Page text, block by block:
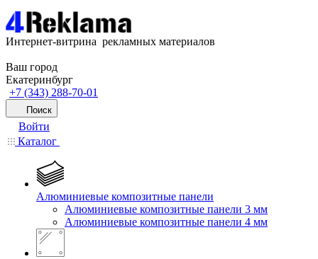
Интернет-витрина рекламных материалов
Ваш город
Екатеринбург
+7 (343) 288-70-01
Поиск
Войти
Каталог
Алюминиевые композитные панели
Алюминиевые композитные панели 3 мм
Алюминиевые композитные панели 4 мм